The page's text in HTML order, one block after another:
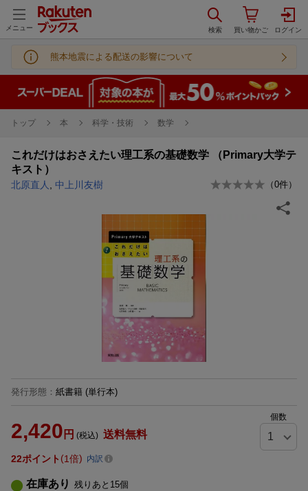
メニュー
熊本地震による配送の影響について
トップ 本 科学・技術 数学
これだけはおさえたい理工系の基礎数学 （Primary大学テ
キスト）
北原直人 中上川友樹 （0件）
発行形態 ： 紙書籍 (単行本)
2,420 円 (税込) 送料無料
個数
22ポイント 1倍 内訳
在庫あり 残りあと 15個